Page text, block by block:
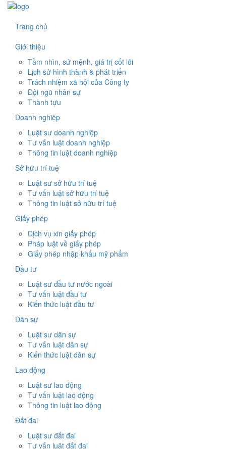
Trang chủ
Giới thiệu
Tầm nhìn, sứ mệnh, giá trị cốt lõi
Lịch sử hình thành & phát triển
Trách nhiệm xã hội của Công ty
Đội ngũ nhân sự
Thành tựu
Doanh nghiệp
Luật sư doanh nghiệp
Tư vấn luật doanh nghiệp
Thông tin luật doanh nghiệp
Sở hữu trí tuệ
Luật sư sở hữu trí tuệ
Tư vấn luật sở hữu trí tuệ
Thông tin luật sở hữu trí tuệ
Giấy phép
Dịch vụ xin giấy phép
Pháp luật về giấy phép
Giấy phép nhập khẩu mỹ phẩm
Đầu tư
Luật sư đầu tư nước ngoài
Tư vấn luật đầu tư
Kiến thức luật đầu tư
Dân sự
Luật sư dân sự
Tư vấn luật dân sự
Kiến thức luật dân sự
Lao động
Luật sư lao động
Tư vấn luật lao động
Thông tin luật lao động
Đất đai
Luật sư đất đai
Tư vấn luật đất đai